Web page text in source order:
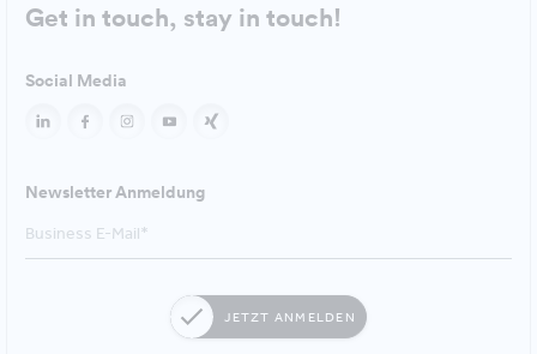
Get in touch, stay in touch!
Social Media
Newsletter Anmeldung
JETZT ANMELDEN